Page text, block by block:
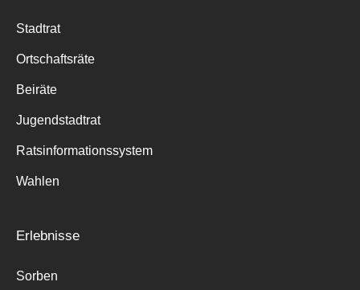
Stadtrat
Ortschaftsräte
Beiräte
Jugendstadtrat
Ratsinformationssystem
Wahlen
Erlebnisse
Sorben